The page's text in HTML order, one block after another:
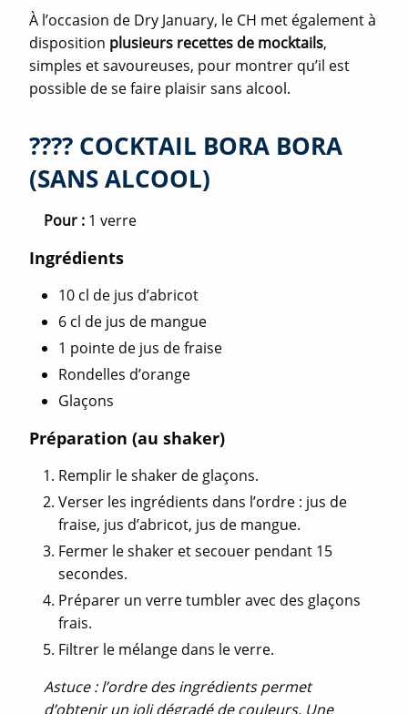
À l’occasion de Dry January, le CH met également à
disposition plusieurs recettes de mocktails,
simples et savoureuses, pour montrer qu’il est
possible de se faire plaisir sans alcool.
???? COCKTAIL BORA BORA
(SANS ALCOOL)
Pour : 1 verre
Ingrédients
10 cl de jus d’abricot
6 cl de jus de mangue
1 pointe de jus de fraise
Rondelles d’orange
Glaçons
Préparation (au shaker)
Remplir le shaker de glaçons.
Verser les ingrédients dans l’ordre : jus de
fraise, jus d’abricot, jus de mangue.
Fermer le shaker et secouer pendant 15
secondes.
Préparer un verre tumbler avec des glaçons
frais.
Filtrer le mélange dans le verre.
Astuce : l’ordre des ingrédients permet
d’obtenir un joli dégradé de couleurs. Une